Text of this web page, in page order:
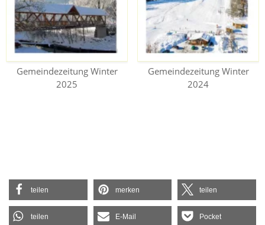
Gemeindezeitung Winter
2025
Gemeindezeitung Winter
2024
teilen merken teilen
teilen E-Mail Pocket